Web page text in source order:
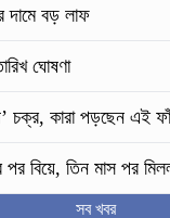
দামে বড় লাফ
ঘোষণা
চক্র, কারা পড়ছেন এই
পর বিয়ে, তিন মাস পর
সব খবর